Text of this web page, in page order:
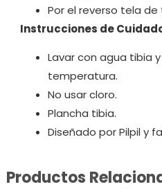
Por el reverso tela
Instrucciones de
Lavar con agua tibia
temperatura.
No usar cloro.
Plancha tibia.
Diseñado por Pilpil y
Productos